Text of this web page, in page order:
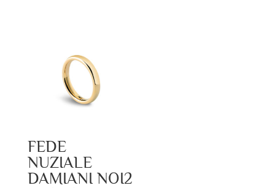
FEDE
NUZIALE
DAMIANI NOI2